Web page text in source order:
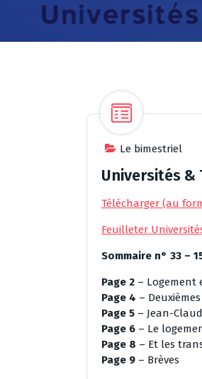
Le bimestriel
Universités
Télécharger (au
Feuilleter
Sommaire n° 33 –
Page 2 – Logement
Page 4 –
Page 5 – Jean-
Page 6 – Le
Page 8 – Et les
Page 9 – Brèves